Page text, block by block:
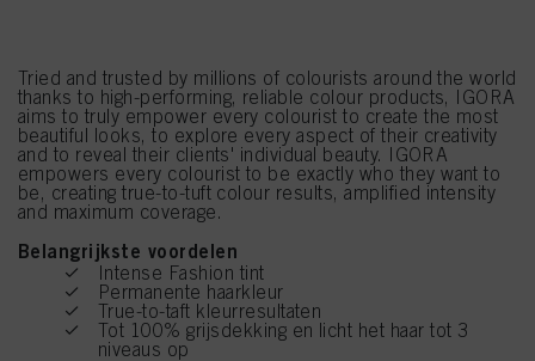
Tried and trusted by millions of colourists around the world
thanks to high-performing, reliable colour products, IGORA
aims to truly empower every colourist to create the most
beautiful looks, to explore every aspect of their creativity
and to reveal their clients' individual beauty. IGORA
empowers every colourist to be exactly who they want to
be, creating true-to-tuft colour results, amplified intensity
and maximum coverage.
Belangrijkste voordelen
Intense Fashion tint
Permanente haarkleur
True-to-taft kleurresultaten
Tot 100% grijsdekking en licht het haar tot 3
niveaus op